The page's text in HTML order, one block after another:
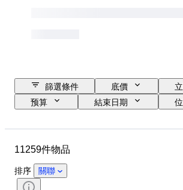
篩選條件 底價
预算
結束日期
性別
時期
訂裝
11259件物品
排序 關聯